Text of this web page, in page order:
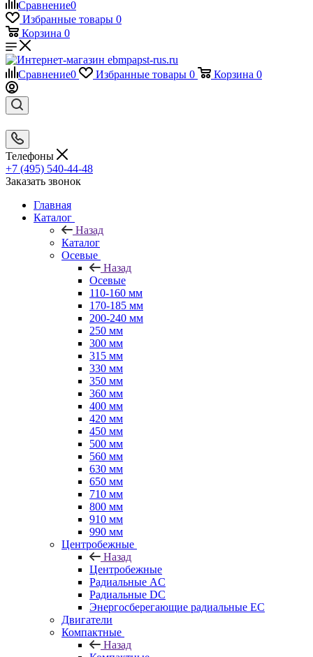
Сравнение0
Избранные товары 0
Корзина 0
Сравнение0 Избранные товары 0 Корзина 0
Телефоны
+7 (495) 540-44-48
Заказать звонок
Главная
Каталог
Назад
Каталог
Осевые
Назад
Осевые
110-160 мм
170-185 мм
200-240 мм
250 мм
300 мм
315 мм
330 мм
350 мм
360 мм
400 мм
420 мм
450 мм
500 мм
560 мм
630 мм
650 мм
710 мм
800 мм
910 мм
990 мм
Центробежные
Назад
Центробежные
Радиальные AC
Радиальные DC
Энергосберегающие радиальные EC
Двигатели
Компактные
Назад